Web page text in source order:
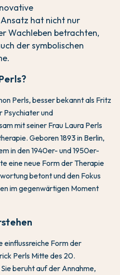
hat nicht nur
Wachleben betrachten,
der symbolischen
Perls, besser bekannt als Fritz
Psychiater und
mit seiner Frau Laura Perls
Geboren 1893 in Berlin,
in den 1940er- und 1950er-
eine neue Form der Therapie
betont und den Fokus
im gegenwärtigen Moment
einflussreiche Form der
Perls Mitte des 20.
beruht auf der Annahme,